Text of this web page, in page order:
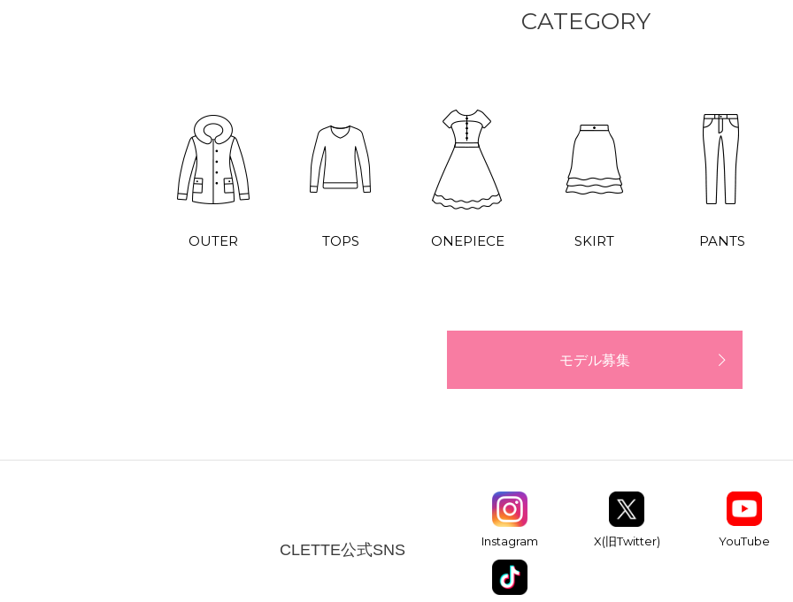
CATEGORY
OUTER TOPS ONEPIECE SKIRT PANTS
モデル募集
CLETTE公式SNS Instagram X(旧Twitter) YouTube